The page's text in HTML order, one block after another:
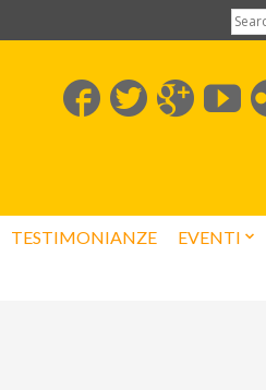
TESTIMONIANZE
EVENTI